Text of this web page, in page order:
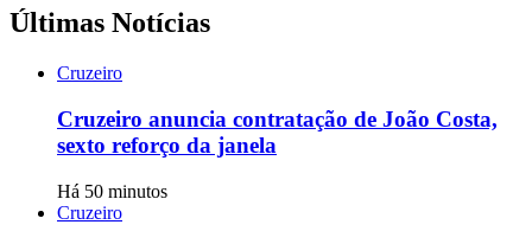
Últimas Notícias
Cruzeiro
Cruzeiro anuncia contratação de João Costa,
sexto reforço da janela
Há 50 minutos
Cruzeiro